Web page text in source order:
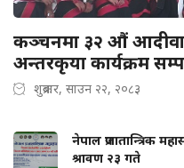
कञ्चनमा ३२ औं
अन्तरकृया कार्यक्रम
शुक्रबार, साउन २२, २०८३
नेपाल प्रजातान्त्रिक
श्रावण २३ गते